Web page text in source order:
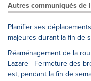
Autres communiqués de
Planifier ses
majeures durant la fin de
Réaménagement de la
Lazare - Fermeture des
est, pendant la fin de